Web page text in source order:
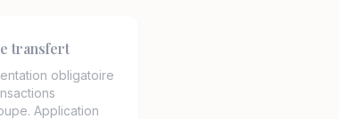
transfert
obligatoire
Application